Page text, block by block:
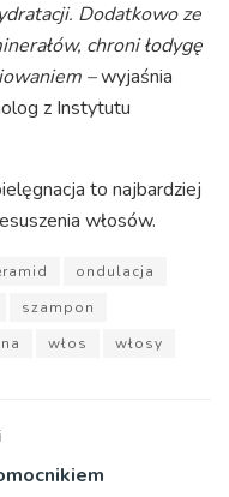
Dodatkowo ze
chroni łodygę
–wyjaśnia
z Instytutu
to najbardziej
włosów.
ondulacja
szampon
włos włosy